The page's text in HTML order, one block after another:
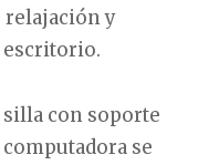
relajación y
con soporte
se